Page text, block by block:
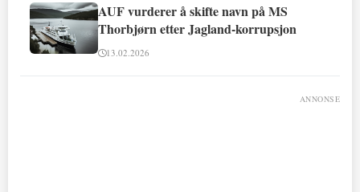
AUF vurderer å skifte navn på MS
Thorbjørn etter Jagland-korrupsjon
13.02.2026
ANNONSE